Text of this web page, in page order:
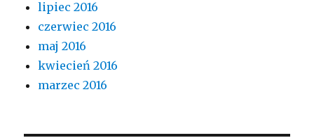
lipiec 2016
czerwiec 2016
maj 2016
kwiecień 2016
marzec 2016